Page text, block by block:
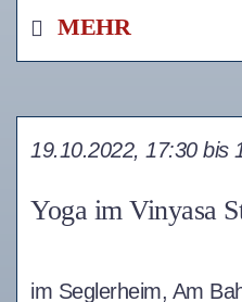
MEHR
Yoga im Vinyasa
19.10.2022, 17:30 bis
im Seglerheim, Am